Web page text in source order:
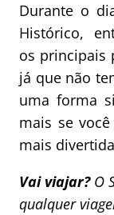
Durante o
Histórico,
os principais
já que não
uma forma
mais se
mais
Vai viajar? O
qualquer